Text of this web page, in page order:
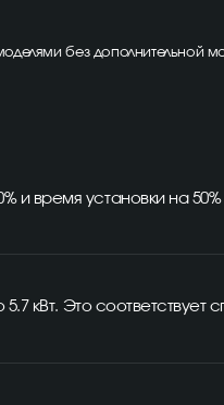
без дополнительной
и время установки на
кВт. Это соответствует